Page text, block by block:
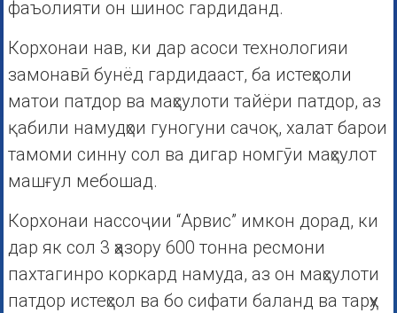
фаъолияти он шинос гардиданд.
Корхонаи нав, ки дар асоси технологияи
замонавӣ бунёд гардидааст, ба истеҳсоли
матои патдор ва маҳсулоти тайёри патдор, аз
қабили намудҳои гуногуни сачоқ, халат барои
тамоми синну сол ва дигар номгӯи маҳсулот
машғул мебошад.
Корхонаи нассоҷии “Арвис” имкон дорад, ки
дар як сол 3 ҳазору 600 тонна ресмони
пахтагинро коркард намуда, аз он маҳсулоти
патдор истеҳсол ва бо сифати баланд ва тарҳу